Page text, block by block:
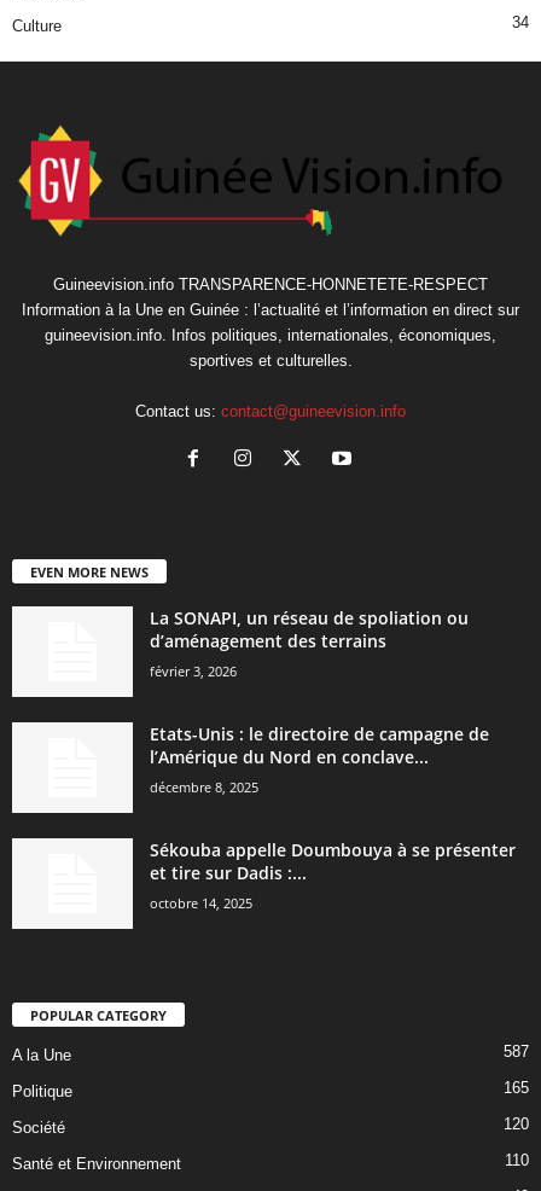
Culture 34
Guineevision.info TRANSPARENCE-HONNETETE-RESPECT
Information à la Une en Guinée : l’actualité et l’information en direct sur
guineevision.info. Infos politiques, internationales, économiques,
sportives et culturelles.
Contact us: contact@guineevision.info
EVEN MORE NEWS
La SONAPI, un réseau de spoliation ou
d’aménagement des terrains
février 3, 2026
Etats-Unis : le directoire de campagne de
l’Amérique du Nord en conclave...
décembre 8, 2025
Sékouba appelle Doumbouya à se présenter
et tire sur Dadis :...
octobre 14, 2025
POPULAR CATEGORY
A la Une 587
Politique 165
Société 120
Santé et Environnement 110